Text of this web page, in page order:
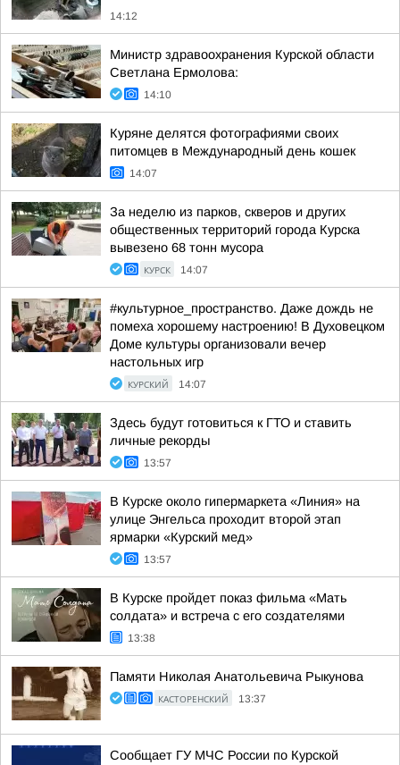
14:12
Министр здравоохранения Курской области
Светлана Ермолова:
14:10
Куряне делятся фотографиями своих
питомцев в Международный день кошек
14:07
За неделю из парков, скверов и других
общественных территорий города Курска
вывезено 68 тонн мусора
КУРСК 14:07
#культурное_пространство. Даже дождь не
помеха хорошему настроению! В Духовецком
Доме культуры организовали вечер
настольных игр
КУРСКИЙ 14:07
Здесь будут готовиться к ГТО и ставить
личные рекорды
13:57
В Курске около гипермаркета «Линия» на
улице Энгельса проходит второй этап
ярмарки «Курский мед»
13:57
В Курске пройдет показ фильма «Мать
солдата» и встреча с его создателями
13:38
Памяти Николая Анатольевича Рыкунова
КАСТОРЕНСКИЙ 13:37
Сообщает ГУ МЧС России по Курской